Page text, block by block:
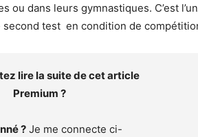
ou dans leurs gymnastiques. C’est
second test en condition de
lire la suite de cet article
Premium ?
? Je me connecte ci-